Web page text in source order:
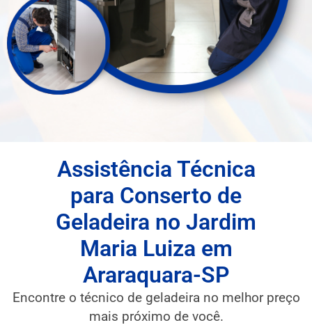
Assistência Técnica
para Conserto de
Geladeira no Jardim
Maria Luiza em
Araraquara-SP
Encontre o técnico de geladeira no melhor preço
mais próximo de você.